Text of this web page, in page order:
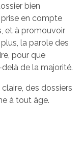
bien
en compte
et à promouvoir
la parole des
pour que
de la majorité.
des dossiers
à tout âge.